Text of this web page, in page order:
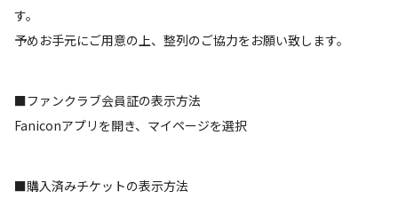
す。
予めお手元にご用意の上、整列のご協力をお願い致します。
■ファンクラブ会員証の表示方法
Faniconアプリを開き、マイページを選択
■購入済みチケットの表示方法